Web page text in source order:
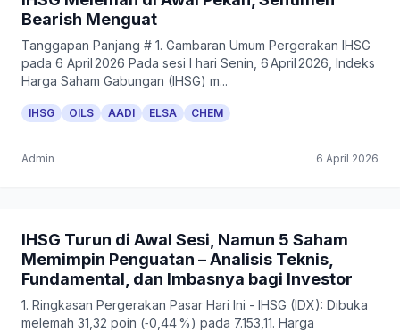
Bearish Menguat
Tanggapan Panjang # 1. Gambaran Umum Pergerakan IHSG
pada 6 April 2026 Pada sesi I hari Senin, 6 April 2026, Indeks
Harga Saham Gabungan (IHSG) m...
IHSG OILS AADI ELSA CHEM
Admin 6 April 2026
IHSG Turun di Awal Sesi, Namun 5 Saham
Memimpin Penguatan – Analisis Teknis,
Fundamental, dan Imbasnya bagi Investor
1. Ringkasan Pergerakan Pasar Hari Ini - IHSG (IDX): Dibuka
melemah 31,32 poin (‑0,44 %) pada 7.153,11. Harga